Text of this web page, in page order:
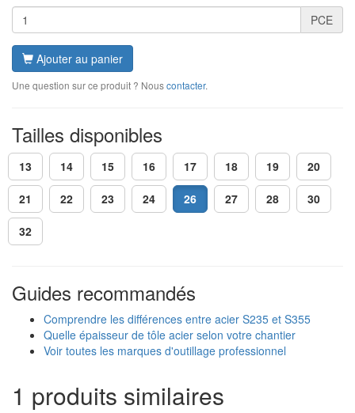
PCE
Ajouter au panier
Une question sur ce produit ? Nouscontacter.
Tailles disponibles
13 14 15 16 17 18 19 20
21 22 23 24 26 27 28 30
32
Guides recommandés
Comprendre les différences entre acier S235 et S355
Quelle épaisseur de tôle acier selon votre chantier
Voir toutes les marques d'outillage professionnel
1 produits similaires